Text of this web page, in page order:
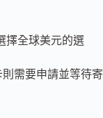
擇全球美元的選
需要申請並等待寄